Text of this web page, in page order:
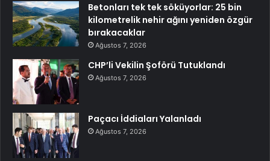
Betonları tek tek söküyorlar: 25 bin
kilometrelik nehir ağını yeniden özgür
bırakacaklar
Ağustos 7, 2026
CHP’li Vekilin Şoförü Tutuklandı
Ağustos 7, 2026
Paçacı İddiaları Yalanladı
Ağustos 7, 2026